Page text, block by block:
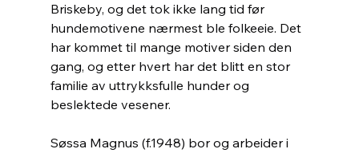
Briskeby, og det tok ikke lang tid før
hundemotivene nærmest ble folkeeie. Det
har kommet til mange motiver siden den
gang, og etter hvert har det blitt en stor
familie av uttrykksfulle hunder og
beslektede vesener.
Søssa Magnus (f.1948) bor og arbeider i